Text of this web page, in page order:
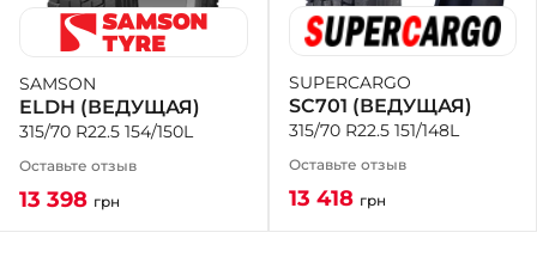
SAMSON
ELDH (ВЕДУЩАЯ)
315/70 R22.5 154/150L
Оставьте отзыв
13 398 грн
SUPERCARGO
SC701 (ВЕДУЩАЯ)
315/70 R22.5 151/148L
Оставьте отзыв
13 418 грн